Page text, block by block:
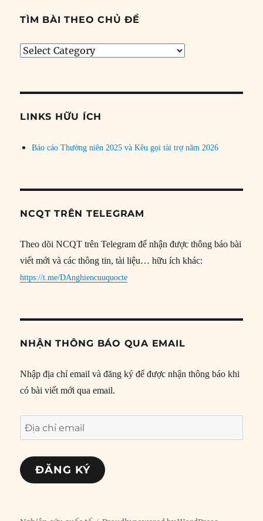
TÌM BÀI THEO CHỦ ĐỀ
Tìm
đề
LINKS HỮU ÍCH
Báo cáo Thường niên 2025 và Kêu gọi tài trợ năm 2026
NCQT TRÊN TELEGRAM
Theo dõi NCQT trên Telegram để nhận được thông báo bài
viết mới và các thông tin, tài liệu… hữu ích khác:
https://t.me/DAnghiencuuquocte
NHẬN THÔNG BÁO QUA EMAIL
Nhập địa chỉ email và đăng ký để được nhận thông báo khi
có bài viết mới qua email.
Địa
chỉ
email
ĐĂNG KÝ